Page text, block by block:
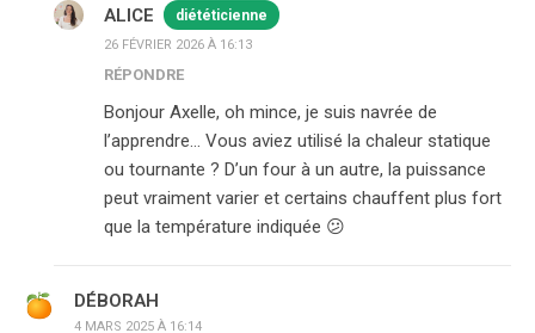
ALICE diététicienne
26 FÉVRIER 2026 À 16:13
RÉPONDRE
Bonjour Axelle, oh mince, je suis navrée de
l’apprendre… Vous aviez utilisé la chaleur statique
ou tournante ? D’un four à un autre, la puissance
peut vraiment varier et certains chauffent plus fort
que la température indiquée 😕
DÉBORAH
4 MARS 2025 À 16:14